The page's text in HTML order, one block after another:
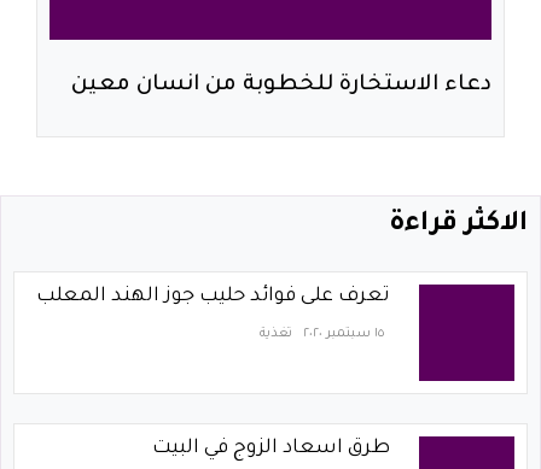
دعاء الاستخارة للخطوبة من انسان معين
الاكثر قراءة
تعرف على فوائد حليب جوز الهند المعلب
١٥ سبتمبر ٢٠٢٠ تغذية
طرق اسعاد الزوج في البيت